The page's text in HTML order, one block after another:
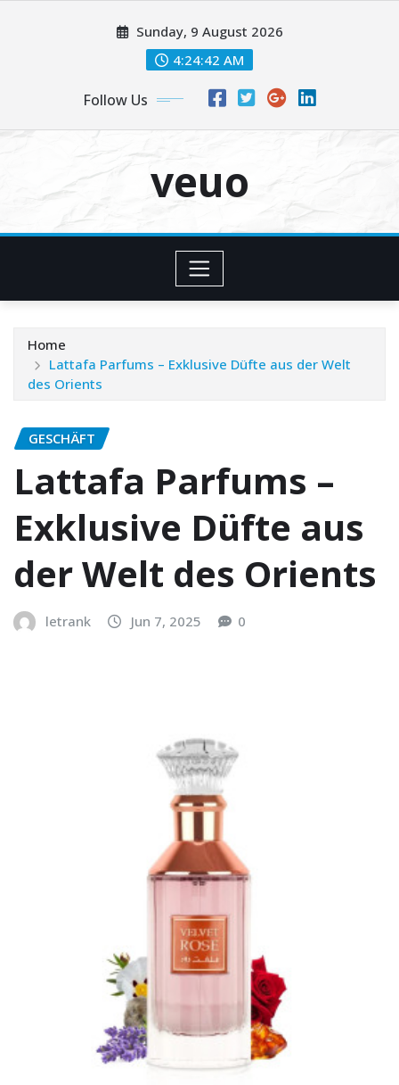
Sunday, 9 August 2026
4:24:43 AM
Follow Us
veuo
Home
Lattafa Parfums – Exklusive Düfte aus der Welt
des Orients
GESCHÄFT
Lattafa Parfums –
Exklusive Düfte aus
der Welt des Orients
letrank Jun 7, 2025 0